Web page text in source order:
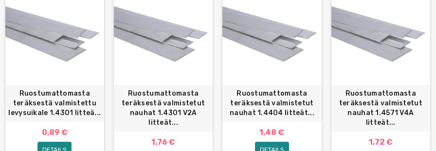
Ruostumattomasta
teräksestä valmistettu
levysuikale 1.4301 litteä...
0,89 €
Ruostumattomasta
teräksestä valmistetut
nauhat 1.4301 V2A
litteät...
1,76 €
Ruostumattomasta
teräksestä valmistetut
nauhat 1.4404 litteät...
1,48 €
Ruostumattomasta
teräksestä valmistetut
nauhat 1.4571 V4A
litteät...
1,72 €